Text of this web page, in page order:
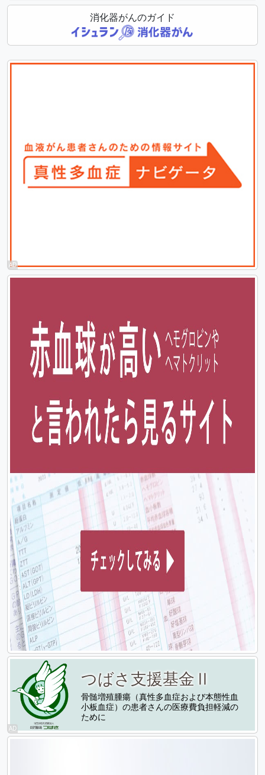
消化器がんのガイド
つばさ支援基金Ⅱ
骨髄増殖腫瘍（真性多血症および本態性血
小板血症）の患者さんの医療費負担軽減の
ために